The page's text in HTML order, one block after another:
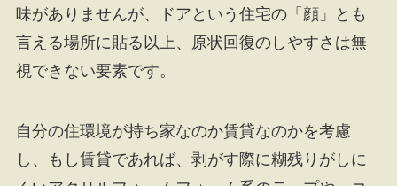
味がありませんが、ドアという住宅の「顔」とも
言える場所に貼る以上、原状回復のしやすさは無
視できない要素です。
自分の住環境が持ち家なのか賃貸なのかを考慮
し、もし賃貸であれば、剥がす際に糊残りがしに